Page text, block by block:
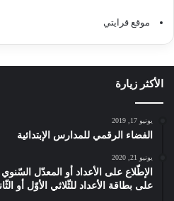
موقع قرايتي
الأكثر زيارة
يونيو 17, 2019
الفضاء الرقمي للمدارس الإبتدائية
يونيو 21, 2020
الإطّلاع على الأعداد أو المعدّل
على بطاقة الأعداد للثّلاثي الأوّل أو